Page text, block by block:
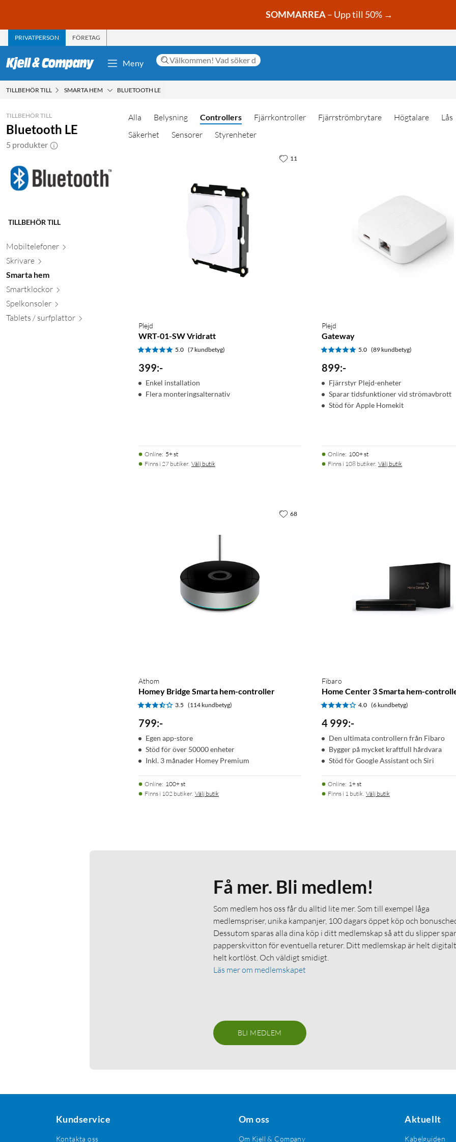
SOMMARREA– Upp till 50% →
PRIVATPERSON FÖRETAG
Meny
TILLBEHÖR TILL SMARTA HEM BLUETOOTH LE
TILLBEHÖR TILL
Bluetooth LE
5 produkter
TILLBEHÖR TILL
Mobiltelefoner
Skrivare
Smarta hem
Smartklockor
Spelkonsoler
Tablets / surfplattor
Alla Belysning Controllers Fjärrkontroller Fjärrströmbrytare Högtalare
Lås
Säkerhet
Sensorer Styrenheter
Plejd
WRT-01-SW Vridratt
5.0 (7 kundbetyg)
399:-
Enkel installation
Flera monteringsalternativ
Online: 5+ st
Finns i 27 butiker. Välj butik
11
Plejd
Gateway
5.0 (89 kundbetyg)
899:-
Fjärrstyr Plejd-enheter
Sparar tidsfunktioner vid strömavbrott
Stöd för Apple Homekit
Online: 100+ st
Finns i 108 butiker. Välj butik
Athom
Homey Bridge Smarta hem-controller
3.5 (114 kundbetyg)
799:-
Egen app-store
Stöd för över 50000 enheter
Inkl. 3 månader Homey Premium
Online: 100+ st
Finns i 102 butiker. Välj butik
68
Fibaro
Home Center 3 Smarta hem-
4.0 (6 kundbetyg)
4 999:-
Den ultimata controllern från Fibaro
Bygger på mycket kraftfull hårdvara
Stöd för Google Assistant och Siri
Online: 1+ st
Finns i 1 butik. Välj butik
Få mer. Bli medlem!
Som medlem hos oss får du alltid lite mer. Som till exempel låga
medlemspriser, unika kampanjer, 100 dagars öppet köp och
Dessutom sparas alla dina köp i ditt medlemskap så att du slipper
papperskvitton för eventuella returer. Ditt medlemskap är helt
helt kortlöst. Och väldigt smidigt.
Läs mer om medlemskapet
BLI MEDLEM
Kundservice
Kontakta oss
Om oss
Om Kjell & Company
Aktuellt
Kabelguiden